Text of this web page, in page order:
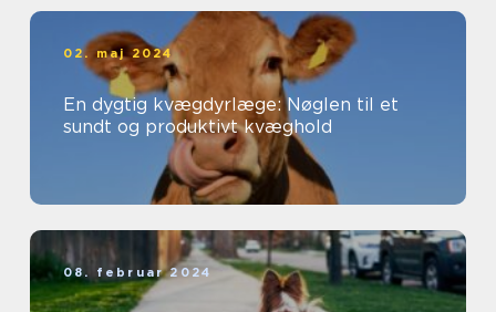
02. maj 2024
En dygtig kvægdyrlæge: Nøglen til et
sundt og produktivt kvæghold
08. februar 2024